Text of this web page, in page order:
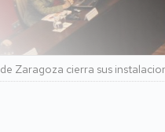
Zaragoza cierra sus